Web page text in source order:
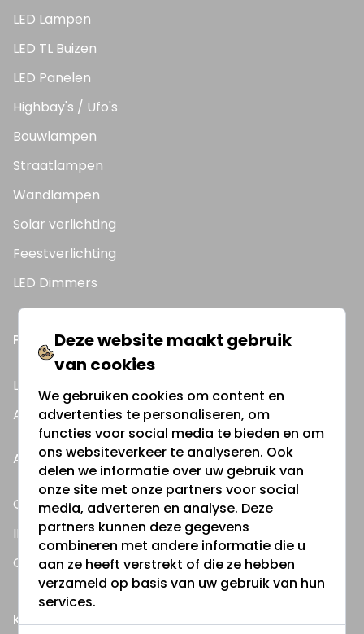
LED Lampen
LED TL Buizen
LED Panelen
Highbay's / Ufo's
Bouwlampen
Straatlampen
Wandlampen
Solar verlichting
Feestverlichting
LED Dimmers
PRAKTISCHE INFORMATIE
Lees ons blog
Al onze handleidingen
ALLES OVER:
Gevelverlichting
IP-waarden spots
G9 Led lampjes
KLANTENSERVICE
Deze website maakt gebruik
van cookies
We gebruiken cookies om content en
advertenties te personaliseren, om
functies voor social media te bieden en om
ons websiteverkeer te analyseren. Ook
delen we informatie over uw gebruik van
onze site met onze partners voor social
media, adverteren en analyse. Deze
partners kunnen deze gegevens
combineren met andere informatie die u
aan ze heeft verstrekt of die ze hebben
verzameld op basis van uw gebruik van hun
services.